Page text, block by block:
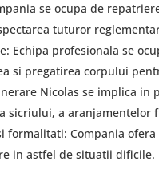
se ocupa de
tuturor
Echipa profesionala se
si pregatirea corpului
Nicolas se implica
sicriului, a
formalitati: Compania
in astfel de situatii dificile.